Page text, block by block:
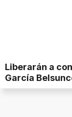
Liberarán a
García